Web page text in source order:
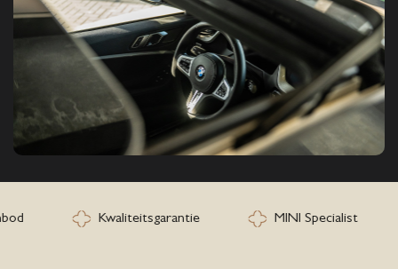
Kwaliteitsgarantie MINI Specialist